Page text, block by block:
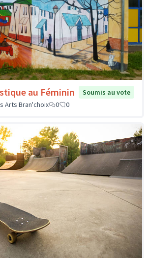
au Féminin
Soumis au vote
Arts Bran'choix
0 0